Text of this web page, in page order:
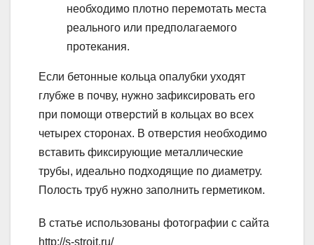
необходимо плотно перемотать места
реального или предполагаемого
протекания.
Если бетонные кольца опалубки уходят
глубже в почву, нужно зафиксировать его
при помощи отверстий в кольцах во всех
четырех сторонах. В отверстия необходимо
вставить фиксирующие металлические
трубы, идеально подходящие по диаметру.
Полость труб нужно заполнить герметиком.
В статье использованы фотографии с сайта
http://s-stroit.ru/